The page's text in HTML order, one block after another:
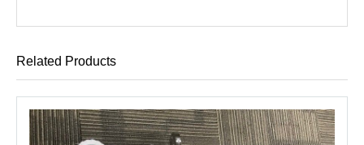
Related Products